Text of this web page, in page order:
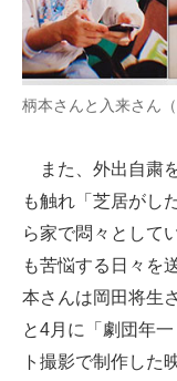
柄本さんと入来さん
また、外出自粛
も触れ「芝居がし
ら家で悶々として
も苦悩する日々を
本さんは岡田将生
と4月に「劇団年
ト撮影で制作した